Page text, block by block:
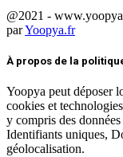
@2021 -
parYoopya.fr
À propos de la
Yoopya peut déposer
cookies et
y compris des
Identifiants uniques,
géolocalisation.